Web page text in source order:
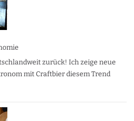
zurück! Ich zeige neue
mit Craftbier diesem Trend